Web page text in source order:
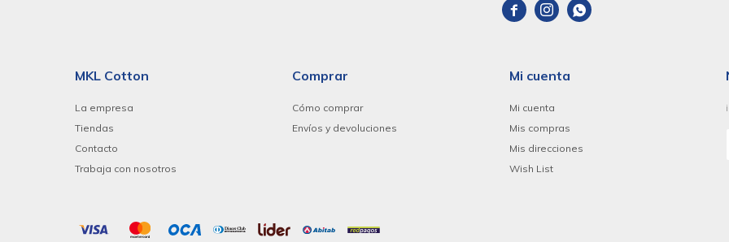
  
MKL Cotton
La empresa
Tiendas
Contacto
Trabaja con nosotros
Comprar
Cómo comprar
Envíos y devoluciones
Mi cuenta
Mi cuenta
Mis compras
Mis direcciones
Wish List